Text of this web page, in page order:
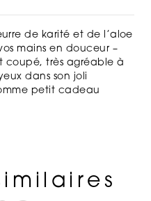
de karité et de l’aloe
mains en douceur –
coupé, très agréable à
dans son joli
petit cadeau